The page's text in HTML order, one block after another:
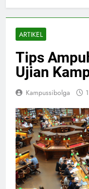
ARTIKEL
Tips
Ujian
Kampussibolga